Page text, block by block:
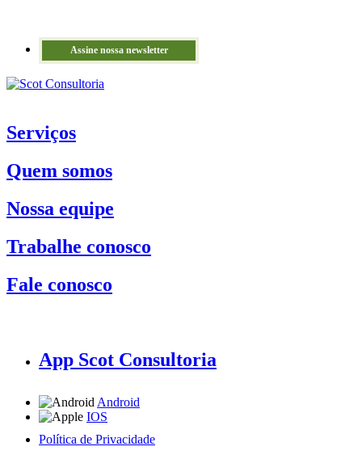
Assine nossa newsletter
Serviços
Quem somos
Nossa equipe
Trabalhe conosco
Fale conosco
App Scot Consultoria
Android
IOS
Política de Privacidade